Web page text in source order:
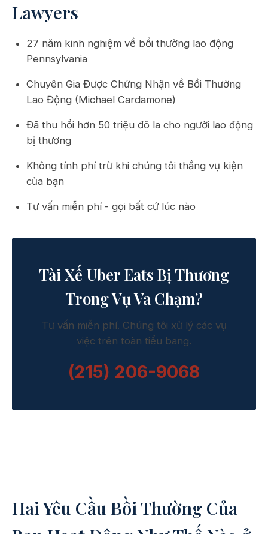
Lawyers
27 năm kinh nghiệm về bồi thường lao động
Pennsylvania
Chuyên Gia Được Chứng Nhận về Bồi Thường
Lao Động (Michael Cardamone)
Đã thu hồi hơn 50 triệu đô la cho người lao động
bị thương
Không tính phí trừ khi chúng tôi thắng vụ kiện
của bạn
Tư vấn miễn phí - gọi bất cứ lúc nào
Tài Xế Uber Eats Bị Thương
Trong Vụ Va Chạm?
Tư vấn miễn phí. Chúng tôi xử lý các vụ
việc trên toàn tiểu bang.
(215) 206-9068
Hai Yêu Cầu Bồi Thường Của